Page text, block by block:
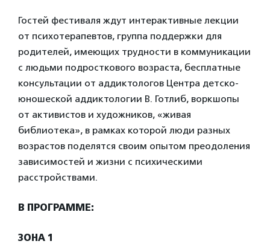
Гостей фестиваля ждут интерактивные лекции
от психотерапевтов, группа поддержки для
родителей, имеющих трудности в коммуникации
с людьми подросткового возраста, бесплатные
консультации от аддиктологов Центра детско-
юношеской аддиктологии В. Готлиб, воркшопы
от активистов и художников, «живая
библиотека», в рамках которой люди разных
возрастов поделятся своим опытом преодоления
зависимостей и жизни с психическими
расстройствами.
В ПРОГРАММЕ:
ЗОНА 1